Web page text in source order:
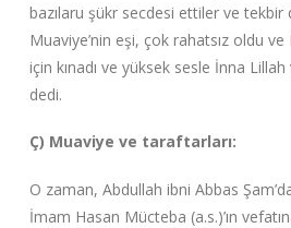
bazılaru şükr secdesi ettiler ve tekbir
Muaviye’nin eşi, çok rahatsız oldu
için kınadı ve yüksek sesle İnna
dedi.
Ç) Muaviye ve taraftarları:
O zaman, Abdullah ibni Abbas
İmam Hasan Mücteba (a.s.)’ın